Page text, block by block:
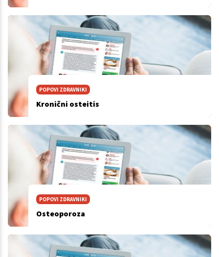
POPOVI ZDRAVNIKI
Kronični osteitis
POPOVI ZDRAVNIKI
Osteoporoza